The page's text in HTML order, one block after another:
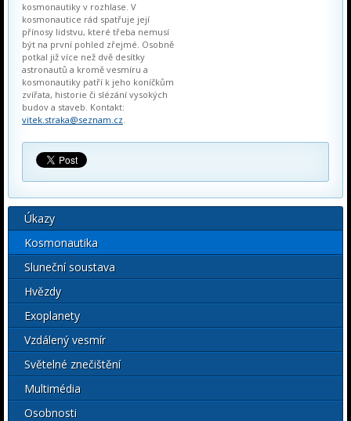
kosmonautiky v rozhlase. V
kosmonautice rád spatřuje její
přínosy lidstvu, které třeba nemusí
být na první pohled zřejmé. Osobně
potkal již více než dvě desítky
astronautů a kromě vesmíru a
kosmonautiky patří k jeho koníčkům
zvířata, historie či slézání vysokých
budov a staveb. Kontakt:
vitek.straka@seznam.cz
Úkazy
Kosmonautika
Sluneční soustava
Hvězdy
Exoplanety
Vzdálený vesmír
Světelné znečištění
Multimédia
Osobnosti